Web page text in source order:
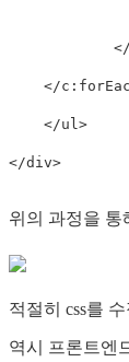
</
</c:
</ul>
</div>
위의 과정을 통
적절히 css를
역시 프론트엔